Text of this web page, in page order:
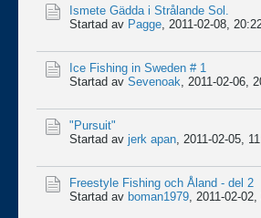
Ismete Gädda i Strålande Sol.
Startad av Pagge, 2011-02-08,
Ice Fishing in Sweden # 1
Startad av Sevenoak, 2011-02-06,
"Pursuit"
Startad av jerk apan, 2011-02-05,
Freestyle Fishing och Åland - del 2
Startad av boman1979, 2011-02-02,